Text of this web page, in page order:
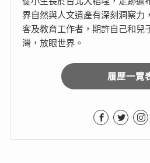
界自然與人文遺產有深刻洞察力
客及教育工作者，期許自己和兒
灣，放眼世界。
履歷一覽